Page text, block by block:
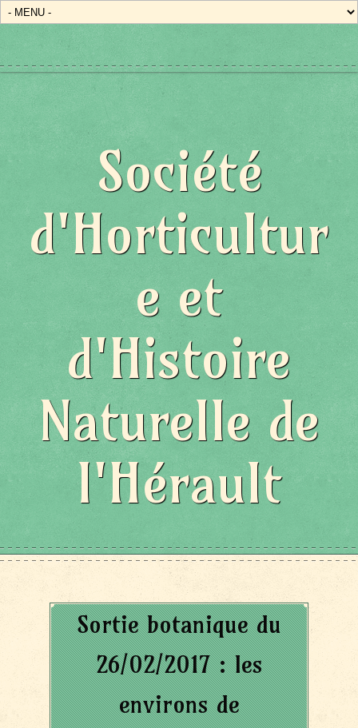
Société
d'Horticultur
e et
d'Histoire
Naturelle de
l'Hérault
Sortie botanique du
26/02/2017 : les
environs de